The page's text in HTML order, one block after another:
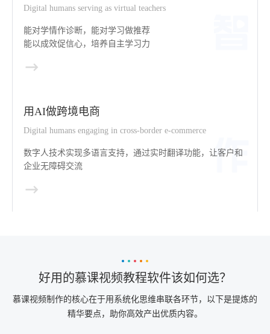
Digital humans serving as virtual teachers
能对学情作诊断，能对学习做推荐
能以成效促信心，培养自主学习力
用AI做跨境电商
Digital humans engaging in cross-border e-commerce
数字人技术实现多语言支持，通过实时翻译功能，让客户和
企业无障碍交流
好用的慕课视频教程软件该如何选？
慕课视频制作的核心在于用系统化思维串联各环节，以下是提炼的
精华要点，助你高效产出优质内容。